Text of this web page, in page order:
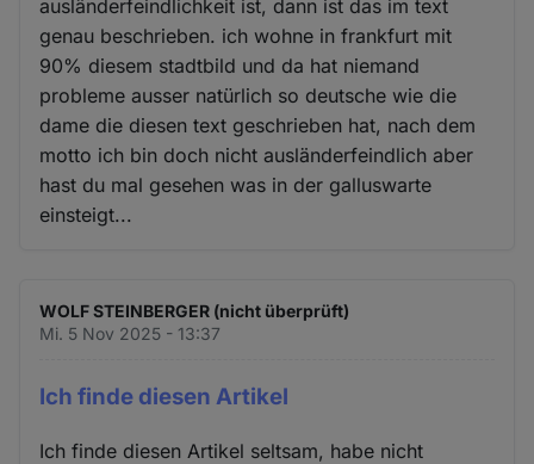
ausländerfeindlichkeit ist, dann ist das im text
genau beschrieben. ich wohne in frankfurt mit
90% diesem stadtbild und da hat niemand
probleme ausser natürlich so deutsche wie die
dame die diesen text geschrieben hat, nach dem
motto ich bin doch nicht ausländerfeindlich aber
hast du mal gesehen was in der galluswarte
einsteigt...
WOLF STEINBERGER (nicht überprüft)
Mi. 5 Nov 2025 - 13:37
Ich finde diesen Artikel
Ich finde diesen Artikel seltsam, habe nicht